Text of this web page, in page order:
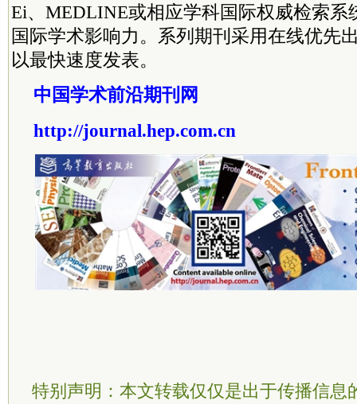
Ei、MEDLINE或相应学科国际权威检索系
国际学术影响力。系列期刊采用在线优先
以最快速度发表。
中国学术前沿期刊网
http://journal.hep.com.cn
特别声明：本文转载仅仅是出于传播信息